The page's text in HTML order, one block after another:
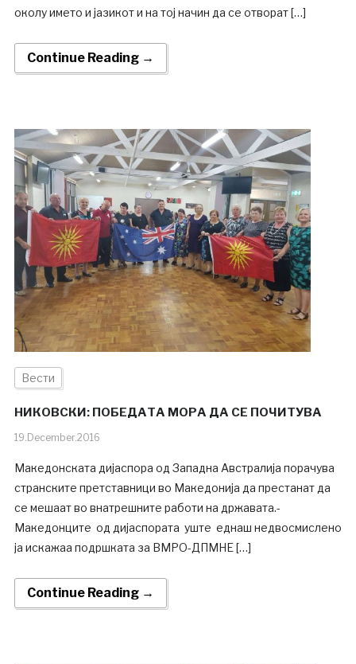
околу името и јазикот и на тој начин да се отворат […]
Continue Reading →
Вести
НИКОВСКИ: ПОБЕДАТА МОРА ДА СЕ ПОЧИТУВА
19.December.2016
Македонската дијаспора од Западна Австралија порачува
странските претставници во Македонија да престанат да
се мешаат во внатрешните работи на државата.-
Македонците од дијаспората уште еднаш недвосмислено
ја искажаа подршката за ВМРО-ДПМНЕ […]
Continue Reading →